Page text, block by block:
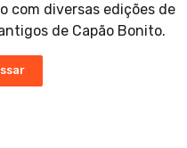
com diversas edições de
de Capão Bonito.